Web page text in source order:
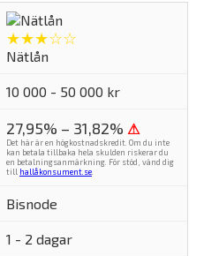
★★★☆☆
Nätlån
10 000 - 50 000 kr
27,95% – 31,82% ⚠
Det här är en högkostnadskredit. Om du inte
kan betala tillbaka hela skulden riskerar du
en betalningsanmärkning. För stöd, vänd dig
till hallåkonsument.se
Bisnode
1 - 2 dagar